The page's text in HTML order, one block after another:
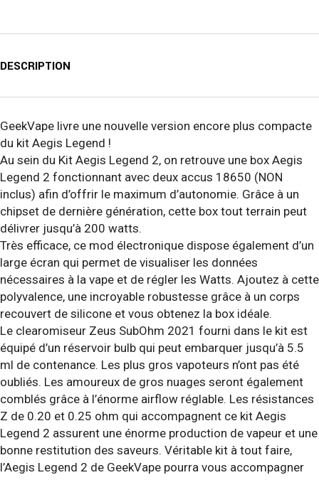
DESCRIPTION
GeekVape livre une nouvelle version encore plus compacte
du kit Aegis Legend !
Au sein du Kit Aegis Legend 2, on retrouve une box Aegis
Legend 2 fonctionnant avec deux accus 18650 (NON
inclus) afin d’offrir le maximum d’autonomie. Grâce à un
chipset de dernière génération, cette box tout terrain peut
délivrer jusqu’à 200 watts.
Très efficace, ce mod électronique dispose également d’un
large écran qui permet de visualiser les données
nécessaires à la vape et de régler les Watts. Ajoutez à cette
polyvalence, une incroyable robustesse grâce à un corps
recouvert de silicone et vous obtenez la box idéale.
Le clearomiseur Zeus SubOhm 2021 fourni dans le kit est
équipé d’un réservoir bulb qui peut embarquer jusqu’à 5.5
ml de contenance. Les plus gros vapoteurs n’ont pas été
oubliés. Les amoureux de gros nuages seront également
comblés grâce à l’énorme airflow réglable. Les résistances
Z de 0.20 et 0.25 ohm qui accompagnent ce kit Aegis
Legend 2 assurent une énorme production de vapeur et une
bonne restitution des saveurs. Véritable kit à tout faire,
l’Aegis Legend 2 de GeekVape pourra vous accompagner